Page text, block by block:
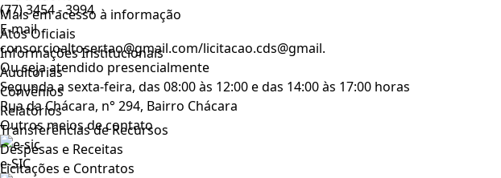
(77) 3454 - 3994
E-mail
consorcioaltosertao@gmail.com/licitacao.cds@gmail.
Ou seja atendido presencialmente
Segunda a sexta-feira, das 08:00 às 12:00 e das 14:00 às 17:00 horas
Rua da Chácara, n° 294, Bairro Chácara
Outros meios de contato
e-SIC
Mais em acesso à informação
Atos Oficiais
Informações Institucionais
Auditorias
Convênios
Relatórios
Transferências de Recursos
Despesas e Receitas
Licitações e Contratos